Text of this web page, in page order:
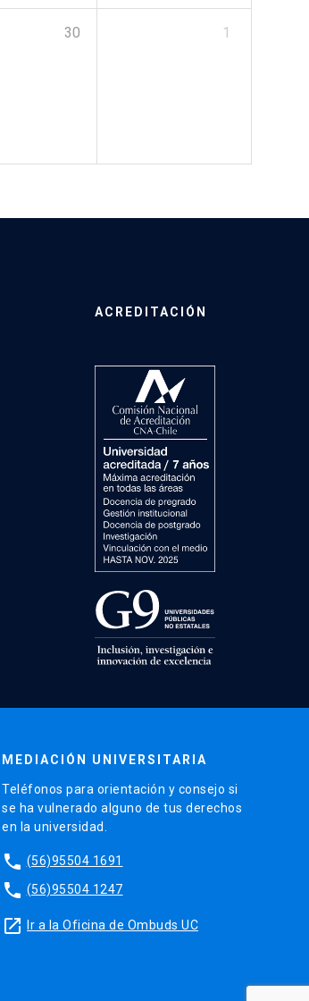
30 1
ACREDITACIÓN
MEDIACIÓN UNIVERSITARIA
Teléfonos para orientación y consejo si
se ha vulnerado alguno de tus derechos
en la universidad.
phone (56)95504 1691
phone (56)95504 1247
launch Ir a la Oficina de Ombuds UC